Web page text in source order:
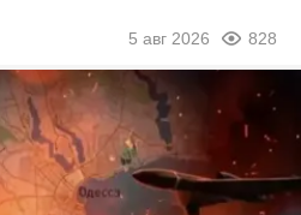
5 авг 2026 828